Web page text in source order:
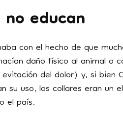
educan
con el hecho de que
daño físico al animal o
del dolor) y, si bien
su uso, los collares eran un
el país.